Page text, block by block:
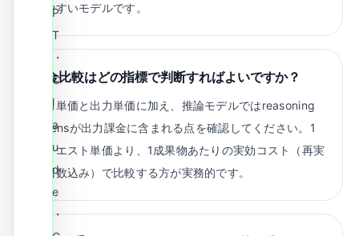
いやすいモデルです。
料金比較はどの指標で判断すればよいですか？
入力単価と出力単価に加え、推論モデルではreasoning
tokensが出力課金に含まれる点を確認してください。1
リクエスト単価より、1成果物あたりの実効コスト（再実
行回数込み）で比較する方が実務的です。
P
T
・
C
l
a
u
d
e
・